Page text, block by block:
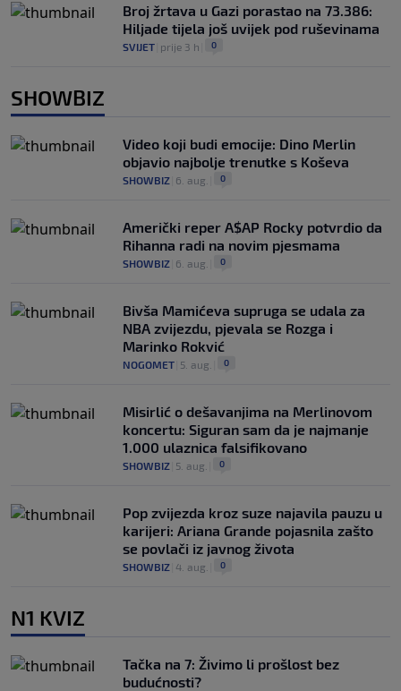
Broj žrtava u Gazi porastao na 73.386:
Hiljade tijela još uvijek pod ruševinama
SVIJET prije 3 h 0
SHOWBIZ
Video koji budi emocije: Dino Merlin
objavio najbolje trenutke s Koševa
SHOWBIZ 6. aug. 0
Američki reper A$AP Rocky potvrdio da
Rihanna radi na novim pjesmama
SHOWBIZ 6. aug. 0
Bivša Mamićeva supruga se udala za
NBA zvijezdu, pjevala se Rozga i
Marinko Rokvić
NOGOMET 5. aug. 0
Misirlić o dešavanjima na Merlinovom
koncertu: Siguran sam da je najmanje
1.000 ulaznica falsifikovano
SHOWBIZ 5. aug. 0
Pop zvijezda kroz suze najavila pauzu u
karijeri: Ariana Grande pojasnila zašto
se povlači iz javnog života
SHOWBIZ 4. aug. 0
N1 KVIZ
Tačka na 7: Živimo li prošlost bez
budućnosti?